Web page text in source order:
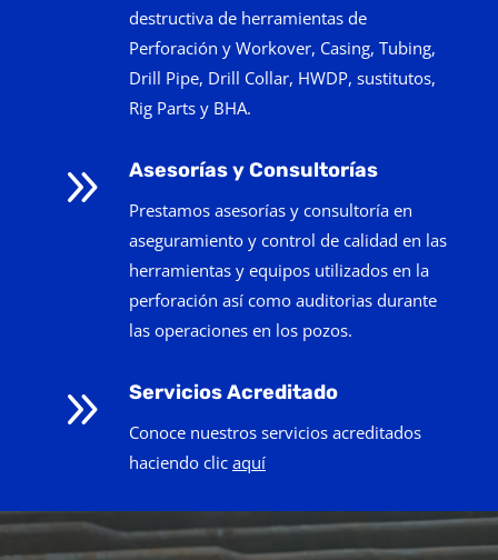
destructiva de herramientas de
Perforación y Workover, Casing, Tubing,
Drill Pipe, Drill Collar, HWDP, sustitutos,
Rig Parts y BHA.
9 Asesorías y Consultorías
Prestamos asesorías y consultoría en
aseguramiento y control de calidad en las
herramientas y equipos utilizados en la
perforación así como auditorias durante
las operaciones en los pozos.
9 Servicios Acreditado
Conoce nuestros servicios acreditados
haciendo clic aquí